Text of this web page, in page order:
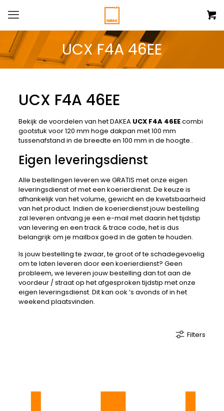
UCX F4A 46EE
UCX F4A 46EE
Bekijk de voordelen van het DAKEA UCX F4A 46EEcombi
gootstuk voor 120 mm hoge dakpan met 100 mm
tussenafstand in de breedte en 100 mm in de hoogte..
Eigen leveringsdienst
Alle bestellingen leveren we GRATIS met onze eigen
leveringsdienst of met een koerierdienst. De keuze is
afhankelijk van het volume, gewicht en de kwetsbaarheid
van het product. Indien de koerierdienst jouw bestelling
zal leveren ontvang je een e-mail met daarin het tijdstip
van levering en een track & trace code, het is dus
belangrijk om je mailbox goed in de gaten te houden.
Is jouw bestelling te zwaar, te groot of te schadegevoelig
om te laten leveren door een koerierdienst? Geen
probleem, we leveren jouw bestelling dan tot aan de
voordeur / straat op het afgesproken tijdstip met onze
eigen leveringsdienst. Dit kan ook ‘s avonds of in het
weekend plaatsvinden.
Filters